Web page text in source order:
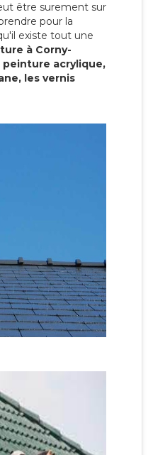
être surement sur
pour la
existe tout une
à Corny-
peinture acrylique,
les vernis